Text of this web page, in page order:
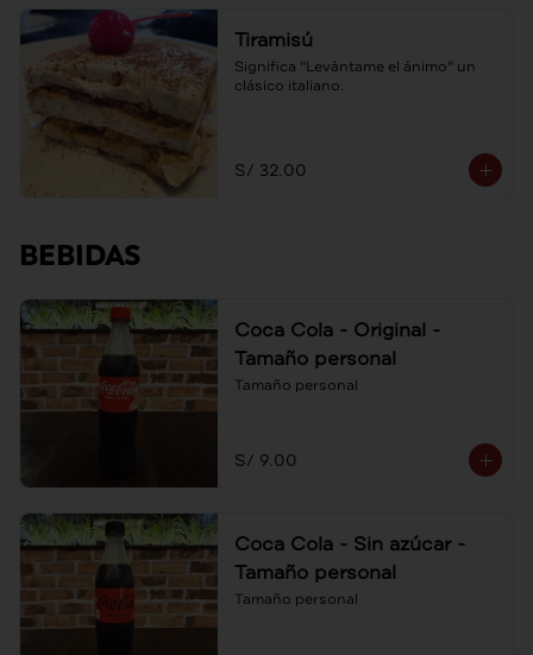
Tiramisú
Significa "Levántame el ánimo" un
clásico italiano.
S/ 32.00
BEBIDAS
Coca Cola - Original -
Tamaño personal
Tamaño personal
S/ 9.00
Coca Cola - Sin azúcar -
Tamaño personal
Tamaño personal